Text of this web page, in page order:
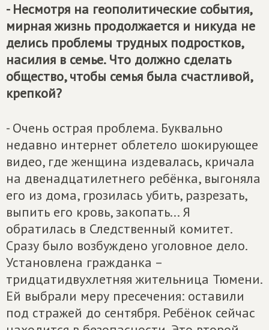
- Несмотря на геополитические события,
мирная жизнь продолжается и никуда не
делись проблемы трудных подростков,
насилия в семье. Что должно сделать
общество, чтобы семья была счастливой,
крепкой?
- Очень острая проблема. Буквально
недавно интернет облетело шокирующее
видео, где женщина издевалась, кричала
на двенадцатилетнего ребёнка, выгоняла
его из дома, грозилась убить, разрезать,
выпить его кровь, закопать... Я
обратилась в Следственный комитет.
Сразу было возбуждено уголовное дело.
Установлена гражданка –
тридцатидвухлетняя жительница Тюмени.
Ей выбрали меру пресечения: оставили
под стражей до сентября. Ребёнок сейчас